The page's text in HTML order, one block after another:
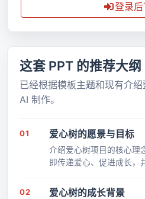
登录
这套 PPT 的推荐大纲
已经根据模板主题和现有介
AI 制作。
01 爱心树的愿景与目标
介绍爱心树项目的核心理
即传递爱心、促进成长，
02 爱心树的成长背景